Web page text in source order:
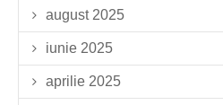
august 2025
iunie 2025
aprilie 2025